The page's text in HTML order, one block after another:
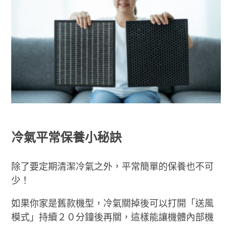
冷氣平常保養小秘訣
除了要定期清潔冷氣之外，平常簡單的保養也不可
少！
如果你家是舊款機型，冷氣關掉後可以打開「送風
模式」持續２０分鐘後再關，這樣能讓機體內部機